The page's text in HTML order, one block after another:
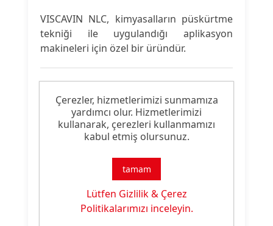
VISCAVIN NLC, kimyasalların püskürtme
tekniği ile uygulandığı aplikasyon
makineleri için özel bir üründür.
Ürün Nitelikleri
Ürün
Kombin Kasar Malzemesi
Ağartma Özelliği
Çerezler, hizmetlerimizi sunmamıza
yardımcı olur. Hizmetlerimizi
kullanarak, çerezleri kullanmamızı
kabul etmiş olursunuz.
tamam
Lütfen Gizlilik & Çerez
Politikalarımızı inceleyin.